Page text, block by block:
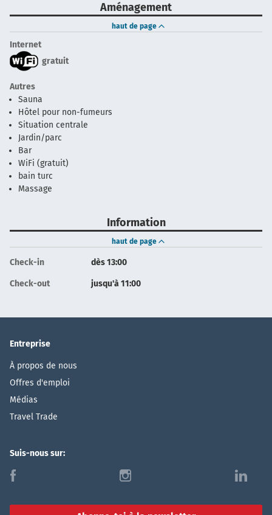
Aménagement
haut de page
Internet
gratuit
Autres
Sauna
Hôtel pour non-fumeurs
Situation centrale
Jardin/parc
Bar
WiFi (gratuit)
bain turc
Massage
Information
haut de page
Check-in dès 13:00
Check-out jusqu'à 11:00
Entreprise
À propos de nous
Offres d'emploi
Médias
Travel Trade
Suis-nous sur:
f i l